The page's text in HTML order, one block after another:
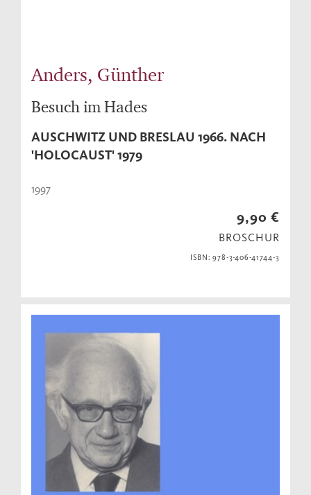
Anders, Günther
Besuch im Hades
AUSCHWITZ UND BRESLAU 1966. NACH
'HOLOCAUST' 1979
1997
9,90 €
BROSCHUR
ISBN: 978-3-406-41744-3